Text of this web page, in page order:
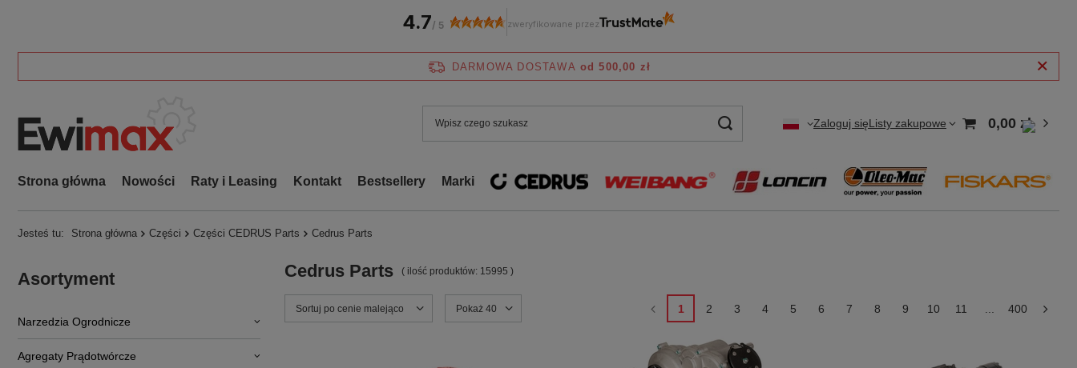
DARMOWA DOSTAWA od 500,00 zł
Zaloguj sięListy zakupowe 0,00 zł
Strona główna Nowości Raty i Leasing Kontakt Bestsellery Marki
Jesteś tu: Strona główna Części Części CEDRUS Parts Cedrus Parts
Asortyment
Narzedzia Ogrodnicze
Agregaty Prądotwórcze
Cedrus Parts ( ilość produktów: 15995 )
Zmień sortowanie
Sortuj po cenie malejąco Zmień ilość wyświetlanych produktów
Pokaż 40 1 2 3 4 5 6 7 8 9 10 11 400
4.7/ 5 zweryfikowane przez